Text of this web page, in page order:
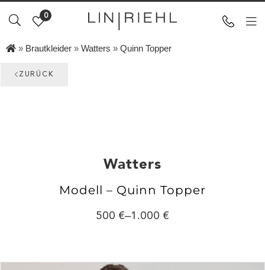
0
» Brautkleider » Watters » Quinn Topper
ZURÜCK
Watters
Modell – Quinn Topper
500 –1.000